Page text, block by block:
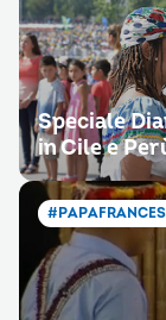
Speciale
in Cile e